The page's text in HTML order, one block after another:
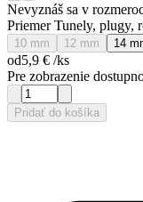
Nevyznáš sa v
Priemer Tunely, plugy,
10 mm 12 mm 14
od5,9 € /ks
Pre zobrazenie
Pridať do košíka